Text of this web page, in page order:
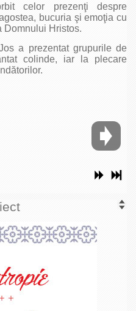
celor prezenţi despre
bucuria şi emoţia cu
Domnului Hristos.
a prezentat grupurile de
colinde, iar la plecare